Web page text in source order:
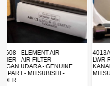
4013A330 - ARM ASSY FR SUSP
LWR RH - KAMPAK DEPAN BAWAH
KANAN - GENUINE SPAREPART -
MITSUBISHI - XPANDER